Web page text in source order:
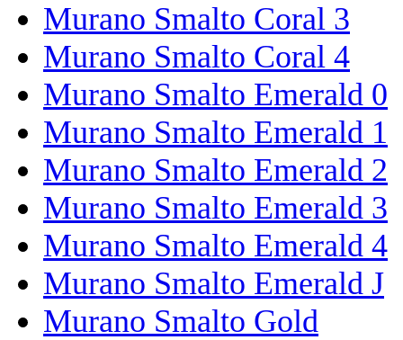
Murano Smalto Coral 3
Murano Smalto Coral 4
Murano Smalto Emerald 0
Murano Smalto Emerald 1
Murano Smalto Emerald 2
Murano Smalto Emerald 3
Murano Smalto Emerald 4
Murano Smalto Emerald J
Murano Smalto Gold